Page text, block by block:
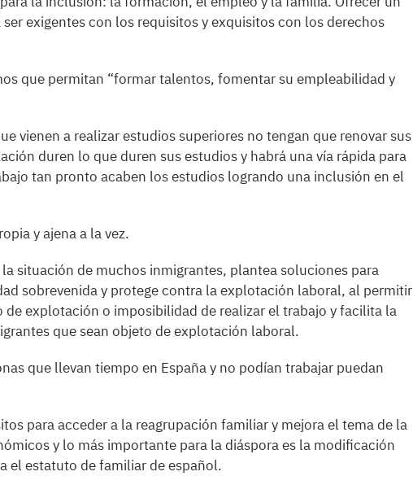
exigentes con los requisitos y exquisitos con los derechos
que permitan “formar talentos, fomentar su empleabilidad y
vienen a realizar estudios superiores no tengan que renovar sus
duren lo que duren sus estudios y habrá una vía rápida para
tan pronto acaben los estudios logrando una inclusión en el
y ajena a la vez.
situación de muchos inmigrantes, plantea soluciones para
sobrevenida y protege contra la explotación laboral, al permitir
de explotación o imposibilidad de realizar el trabajo y facilita la
que sean objeto de explotación laboral.
que llevan tiempo en España y no podían trabajar puedan
para acceder a la reagrupación familiar y mejora el tema de la
y lo más importante para la diáspora es la modificación
el estatuto de familiar de español.